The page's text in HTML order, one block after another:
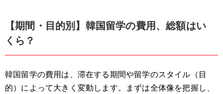
【期間・目的別】韓国留学の費用、総額はい
くら？
韓国留学の費用は、滞在する期間や留学のスタイル（目
的）によって大きく変動します。まずは全体像を把握し、